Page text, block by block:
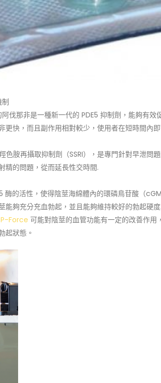
阿伐那非是一種新一代的 PDE5 抑制劑，能夠有
更快，而且副作用相對較少，使用者在短時間內
色胺再攝取抑制劑（SSRI），是專門針對早泄問
精的問題，從而延長性交時間.
酶的活性，使得陰莖海綿體內的環磷鳥苷酸（
能夠充分充血勃起，並且能夠維持較好的勃起硬度.
Force 可能對陰莖的血管功能有一定的改善作
起狀態。